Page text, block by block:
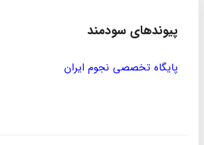
پیوندهای سودمند
مؤسسه ی پژوهشی حکمت و